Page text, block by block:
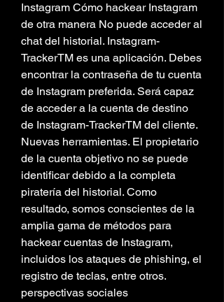
Instagram Cómo hackear Instagram
de otra manera No puede acceder al
chat del historial. Instagram-
TrackerTM es una aplicación. Debes
encontrar la contraseña de tu cuenta
de Instagram preferida. Será capaz
de acceder a la cuenta de destino
de Instagram-TrackerTM del cliente.
Nuevas herramientas. El propietario
de la cuenta objetivo no se puede
identificar debido a la completa
piratería del historial. Como
resultado, somos conscientes de la
amplia gama de métodos para
hackear cuentas de Instagram,
incluidos los ataques de phishing, el
registro de teclas, entre otros.
perspectivas sociales